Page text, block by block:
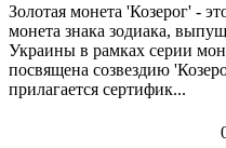
Золотая монета 'Козерог' -
монета знака зодиака,
Украины в рамках серии
посвящена созвездию
прилагается сертифик...